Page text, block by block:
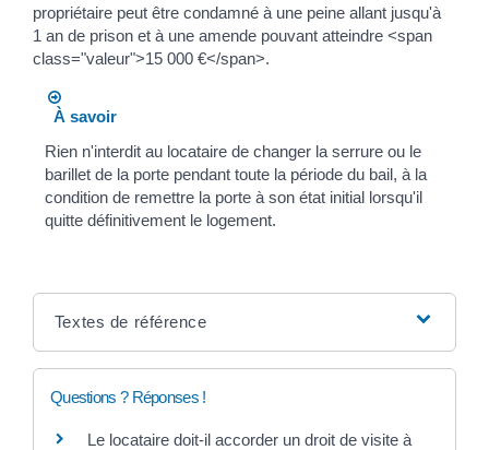
propriétaire peut être condamné à une peine allant jusqu'à
1 an de prison et à une amende pouvant atteindre <span
class="valeur">15 000 €</span>.
À savoir
Rien n'interdit au locataire de changer la serrure ou le
barillet de la porte pendant toute la période du bail, à la
condition de remettre la porte à son état initial lorsqu'il
quitte définitivement le logement.
Textes de référence
Questions ? Réponses !
Le locataire doit-il accorder un droit de visite à